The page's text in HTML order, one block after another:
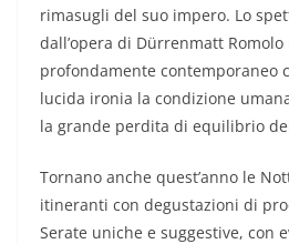
rimasugli del suo impero. Lo
dall’opera di Dürrenmatt
profondamente contemporaneo
lucida ironia la condizione
la grande perdita di equilibrio
Tornano anche quest’anno le
itineranti con degustazioni di
Serate uniche e suggestive, con